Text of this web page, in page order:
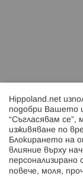
Hippoland.net
подобри Вашето
“Съгласявам
изживяване по
Блокирането на
влияние върху
персонализирано
повече, моля,